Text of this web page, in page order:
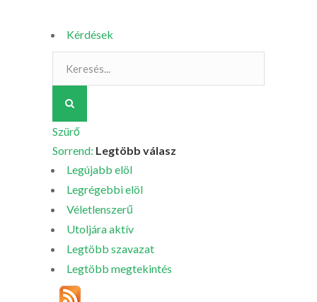
Kérdések
Szürő
Sorrend: Legtöbb válasz
Legújabb elöl
Legrégebbi elöl
Véletlenszerű
Utoljára aktív
Legtöbb szavazat
Legtöbb megtekintés